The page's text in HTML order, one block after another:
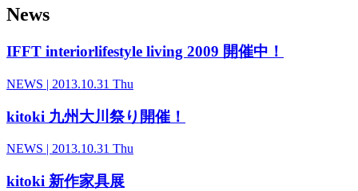
News
IFFT interiorlifestyle living 2009 開催中！
NEWS | 2013.10.31 Thu
kitoki 九州大川祭り開催！
NEWS | 2013.10.31 Thu
kitoki 新作家具展